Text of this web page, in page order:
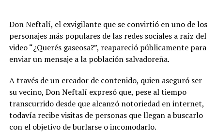
Don Neftalí, el exvigilante que se convirtió en uno de los
personajes más populares de las redes sociales a raíz del
video “¿Querés gaseosa?”, reapareció públicamente para
enviar un mensaje a la población salvadoreña.
A través de un creador de contenido, quien aseguró ser
su vecino, Don Neftalí expresó que, pese al tiempo
transcurrido desde que alcanzó notoriedad en internet,
todavía recibe visitas de personas que llegan a buscarlo
con el objetivo de burlarse o incomodarlo.